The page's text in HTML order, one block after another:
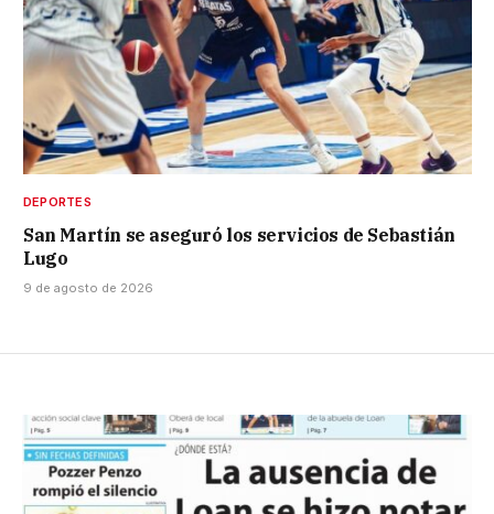
DEPORTES
San Martín se aseguró los servicios de Sebastián
Lugo
9 de agosto de 2026